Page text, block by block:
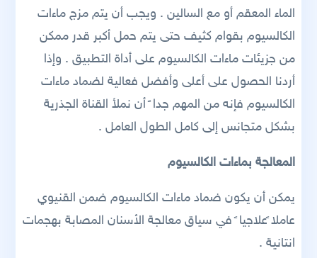
الماء المعقم أو مع السالين . ويجب أن يتم مزج ماءات
الكالسيوم بقوام كثيف حتى يتم حمل أكبر قدر ممكن
من جزيئات ماءات الكالسيوم على أداة التطبيق . وإذا
أردنا الحصول على أعلى وأفضل فعالية لضماد ماءات
الكالسيوم فإنه من المهم جدا ً أن نملأ القناة الجذرية
بشكل متجانس إلى كامل الطول العامل .
المعالجة بماءات الكالسيوم
يمكن أن يكون ضماد ماءات الكالسيوم ضمن القنيوي
عاملا ًعلاجيا ً في سياق معالجة الأسنان المصابة بهجمات
انتانية .